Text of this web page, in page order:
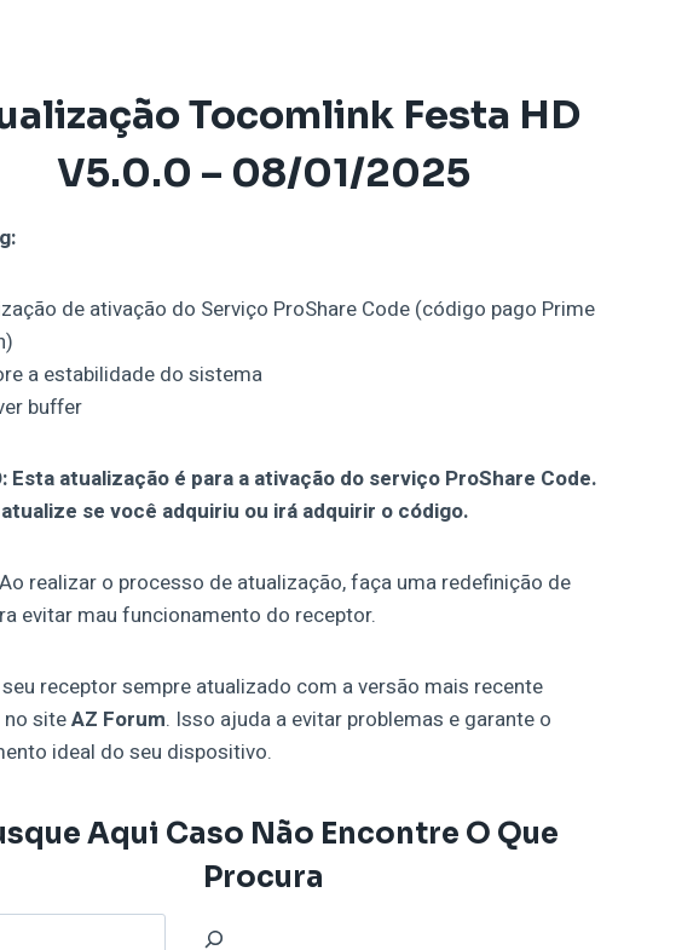
Tocomlink Festa HD
V5.0.0 – 08/01/2025
de ativação do Serviço ProShare Code (código pago Prime
a estabilidade do sistema
buffer
Esta atualização é para a ativação do serviço ProShare Code.
se você adquiriu ou irá adquirir o código.
Ao realizar o processo de atualização, faça uma redefinição de
evitar mau funcionamento do receptor.
receptor sempre atualizado com a versão mais recente
siteAZ Forum. Isso ajuda a evitar problemas e garante o
ideal do seu dispositivo.
Aqui Caso Não Encontre O Que
Procura